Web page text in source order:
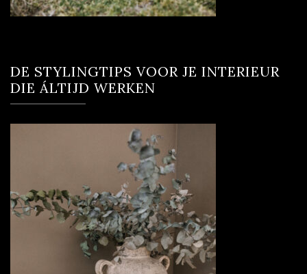
DE STYLINGTIPS VOOR JE INTERIEUR
DIE ÁLTIJD WERKEN